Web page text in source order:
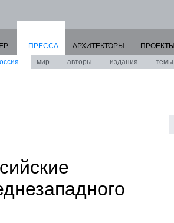
ПРЕССА
мир авторы издания темы
АРХИТЕКТОРЫ ПРОЕКТЫ